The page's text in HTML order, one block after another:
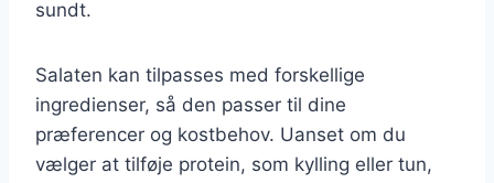
sundt.
Salaten kan tilpasses med forskellige
ingredienser, så den passer til dine
præferencer og kostbehov. Uanset om du
vælger at tilføje protein, som kylling eller tun,